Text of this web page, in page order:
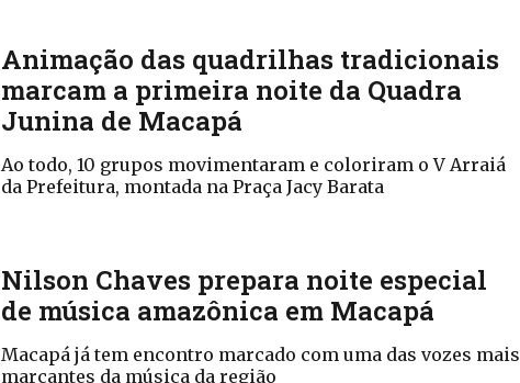
Animação das quadrilhas tradicionais
marcam a primeira noite da Quadra
Junina de Macapá
Ao todo, 10 grupos movimentaram e coloriram o V Arraiá
da Prefeitura, montada na Praça Jacy Barata
Nilson Chaves prepara noite especial
de música amazônica em Macapá
Macapá já tem encontro marcado com uma das vozes mais
marcantes da música da região